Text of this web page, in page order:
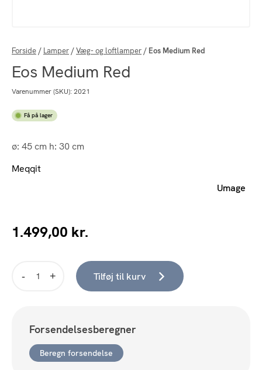
Forside / Lamper /Væg- og loftlamper / Eos Medium Red
Eos Medium Red
Varenummer (SKU): 2021
Få på lager
ø: 45 cm h: 30 cm
Meqqit
Umage
1.499,00 kr.
Tilføj til kurv
Forsendelsesberegner
Beregn forsendelse